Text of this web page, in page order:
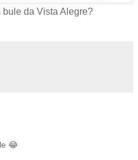
bule da Vista Alegre?
😂